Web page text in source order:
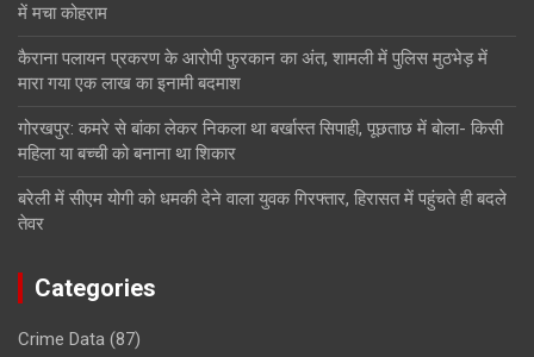
में मचा कोहराम
कैराना पलायन प्रकरण के आरोपी फुरकान का अंत, शामली में पुलिस मुठभेड़ में
मारा गया एक लाख का इनामी बदमाश
गोरखपुर: कमरे से बांका लेकर निकला था बर्खास्त सिपाही, पूछताछ में बोला- किसी
महिला या बच्ची को बनाना था शिकार
बरेली में सीएम योगी को धमकी देने वाला युवक गिरफ्तार, हिरासत में पहुंचते ही बदले
तेवर
Categories
Crime Data (87)